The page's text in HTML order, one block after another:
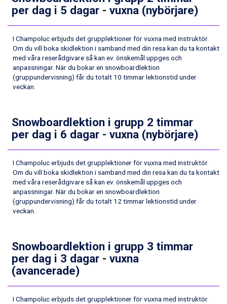
Zell am See från 6.295 kr.
Canazei från 7.195 kr.
Ponte di Legno från 7.395 kr.
Sauze dOulx från 6.145 kr.
Alleghe från 8.545 kr.
Bad Gastein från 6.295 kr.
Arabba från 11.045 kr.
Sölden från 12.995 kr.
Passo Tonale från 5.895 kr.
Bad Hofgastein från 8.595 kr.
Saalbach från 9.445 kr.
Champoluc från 5.945 kr.
Sestriere från 6.945 kr.
Ischgl från 11.295 kr.
Wagrain från 7.095 kr.
Fieberbrunn från 9.645 kr.
Zell am See från 6.295 kr.
Canazei från 7.195 kr.
Livigno från 5.595 kr.
Ponte di Legno från 7.395 kr.
Sauze dOulx från 6.145 kr.
Alleghe från 8.545 kr.
per dag i 5 dagar - vuxna (nybörjare)
I Champoluc erbjuds det grupplektioner för vuxna med instruktör.
Om du vill boka skidlektion i samband med din resa kan du ta kontakt
med våra reserådgivare så kan ev. önskemål uppges och
anpassningar. När du bokar en snowboardlektion
(gruppundervisning) får du totalt 10 timmar lektionstid under
veckan.
Snowboardlektion i grupp 2 timmar
per dag i 6 dagar - vuxna (nybörjare)
I Champoluc erbjuds det grupplektioner för vuxna med instruktör.
Om du vill boka skidlektion i samband med din resa kan du ta kontakt
med våra reserådgivare så kan ev. önskemål uppges och
anpassningar. När du bokar en snowboardlektion
(gruppundervisning) får du totalt 12 timmar lektionstid under
veckan.
Snowboardlektion i grupp 3 timmar
per dag i 3 dagar - vuxna
(avancerade)
I Champoluc erbjuds det grupplektioner för vuxna med instruktör.